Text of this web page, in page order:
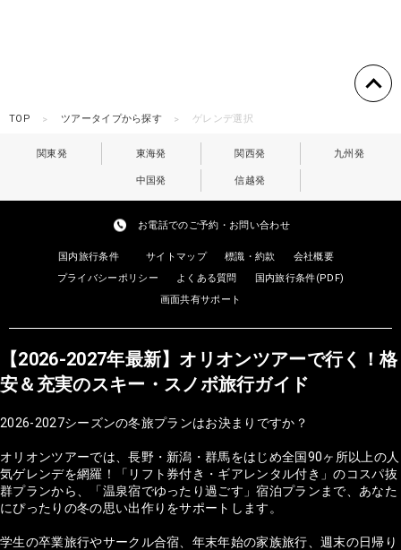
TOP ツアータイプから探す ゲレンデ選択
関東発 東海発 関西発 九州発
中国発 信越発
お電話でのご予約・お問い合わせ
国内旅行条件 サイトマップ 標識・約款
会社概要
プライバシーポリシー
よくある質問
国内旅行条件(PDF)
画面共有サポート
【2026-2027年最新】オリオンツアーで行く！格
安＆充実のスキー・スノボ旅行ガイド
2026-2027シーズンの冬旅プランはお決まりですか？
オリオンツアーでは、長野・新潟・群馬をはじめ全国90ヶ所以上の人
気ゲレンデを網羅！「リフト券付き・ギアレンタル付き」のコスパ抜
群プランから、「温泉宿でゆったり過ごす」宿泊プランまで、あなた
にぴったりの冬の思い出作りをサポートします。
学生の卒業旅行やサークル合宿、年末年始の家族旅行、週末の日帰り